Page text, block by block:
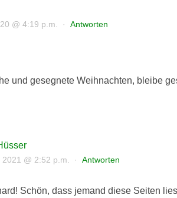
@ 4:19 p.m. · Antworten
und gesegnete Weihnachten, bleibe
@ 2:52 p.m. · Antworten
Schön, dass jemand diese Seiten